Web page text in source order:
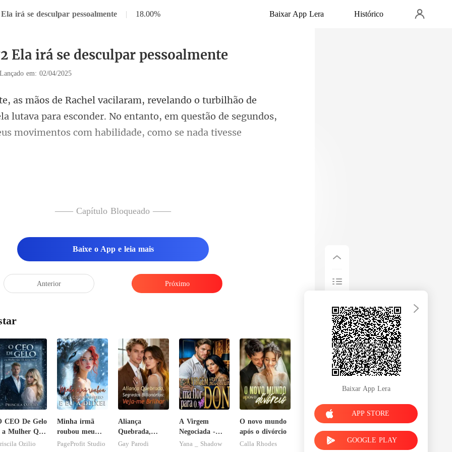
irá se desculpar pessoalmente | 18.00% Baixar App Lera Histórico
Ela irá se desculpar pessoalmente
Lançado em: 02/04/2025
lutava para esconder. No entanto, em questão de segundos,
—— Capítulo Bloqueado ——
Baixe o App e leia mais
Anterior Próximo
CEO De Gelo
a Mulher Que
JurouOzilio
Minha irmã
roubou meu
companheiro e
PageProfit Studio
Aliança
Quebrada,
Segredos
Gay Parodi
A Virgem
Negociada -
Uma flor para
Yana _ Shadow
O novo mundo
após o divórcio
Calla Rhodes
Baixar App Lera
APP STORE
GOOGLE PLAY